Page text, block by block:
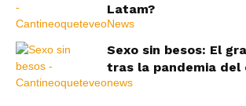
Latam?
Sexo sin besos: El
tras la pandemia del